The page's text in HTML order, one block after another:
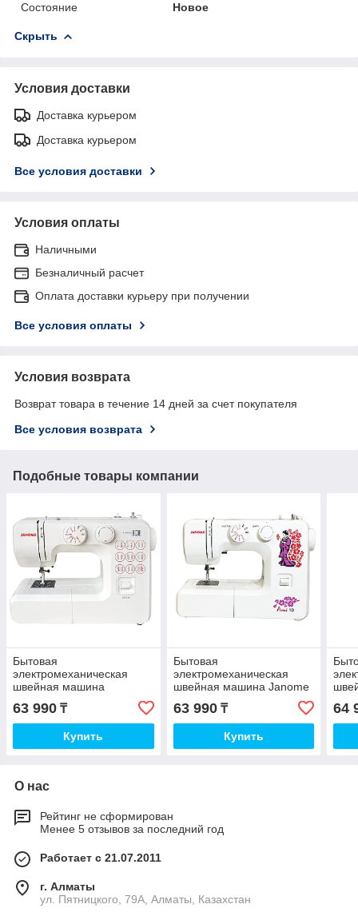
Состояние
Новое
Скрыть
Условия доставки
Доставка курьером
Доставка курьером
Все условия доставки
Условия оплаты
Наличными
Безналичный расчет
Оплата доставки курьеру при получении
Все условия оплаты
Условия возврата
Возврат товара в течение 14 дней за счет покупателя
Все условия возврата
Подобные товары компании
Бытовая
электромеханическая
швейная машина
63 990 ₸
Купить
Бытовая
электромеханическая
швейная машина Janome
63 990₸
Купить
64
О нас
Рейтинг не сформирован
Менее 5 отзывов за последний год
Работает с 21.07.2011
г. Алматы
ул. Пятницкого, 79А, Алматы, Казахстан